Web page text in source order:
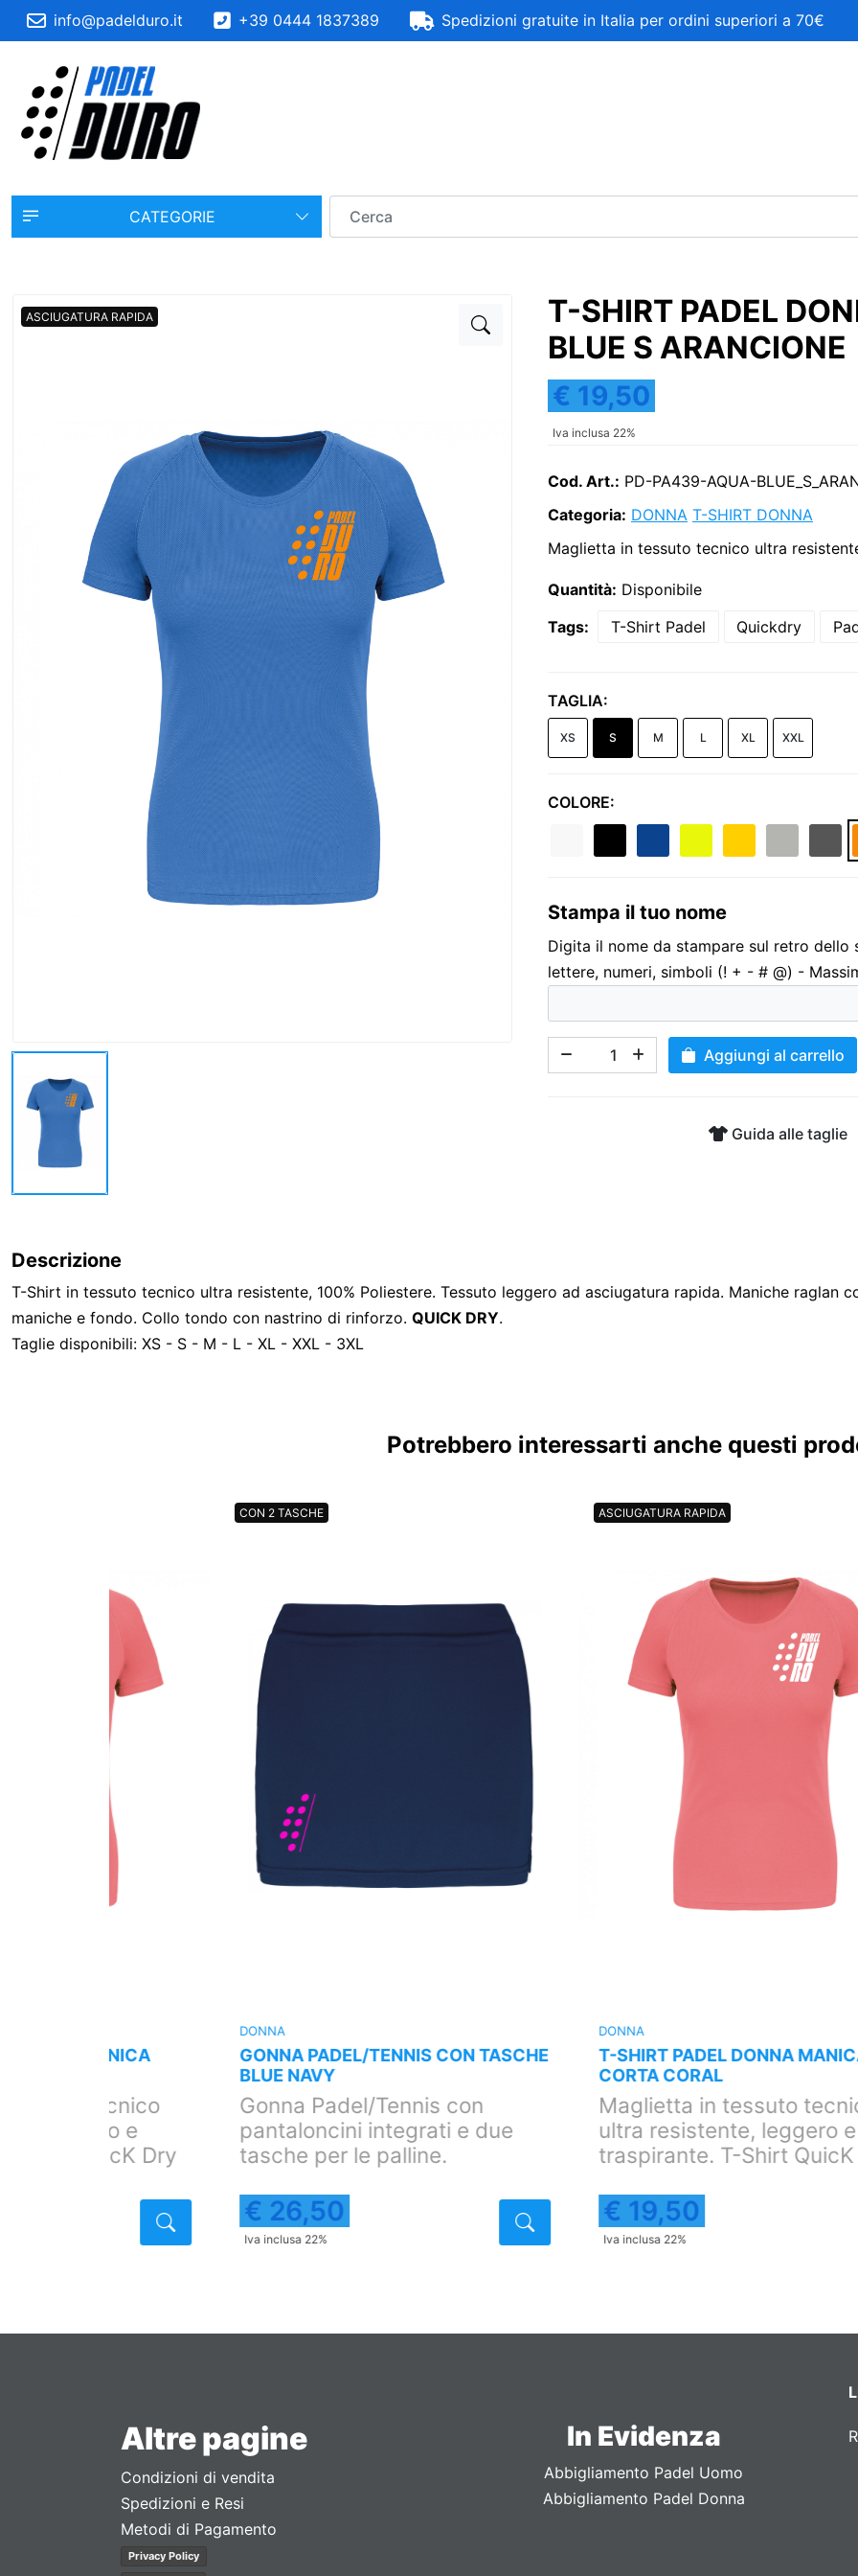
info@padelduro.it +39 0444 1837389 Spedizioni gratuite in Italia per ordini superiori a 70€
CATEGORIE
ASCIUGATURA RAPIDA
T-SHIRT PADEL
BLUE S ARANCIONE
€ 19,50
Iva inclusa 22%
Cod. Art.: PD-PA439-AQUA-
Categoria: DONNA T-SHIRT DONNA
Maglietta in tessuto tecnico ultra
Quantità: Disponibile
Tags:
T-Shirt Padel Quickdry
TAGLIA:
XS S M L XL XXL
COLORE:
Stampa il tuo nome
Digita il nome da stampare sul retro
lettere, numeri, simboli (! + - # @) -
Aggiungi al carrello
Guida alle taglie
Descrizione
T-Shirt in tessuto tecnico ultra resistente, 100% Poliestere. Tessuto leggero ad asciugatura rapida. Maniche raglan
maniche e fondo. Collo tondo con nastrino di rinforzo. QUICK DRY.
Taglie disponibili: XS - S - M - L - XL - XXL - 3XL
Potrebbero interessarti anche questi
GONNA PADEL/TENNIS CON TASCHE
Gonna Padel/Tennis con
pantaloncini integrati e due
tasche per le palline.
€ 26,50
ASCIUGATURA RAPIDA
T-SHIRT PADEL DONNA MANICA
CORTA CORAL
Maglietta in tessuto tecnico
ultra resistente, leggero e
traspirante. T-Shirt QuicK Dry
€ 19,50
Altre pagine
Condizioni di vendita
Spedizioni e Resi
Metodi di Pagamento
Privacy Policy
In Evidenza
Abbigliamento Padel Uomo
Abbigliamento Padel Donna